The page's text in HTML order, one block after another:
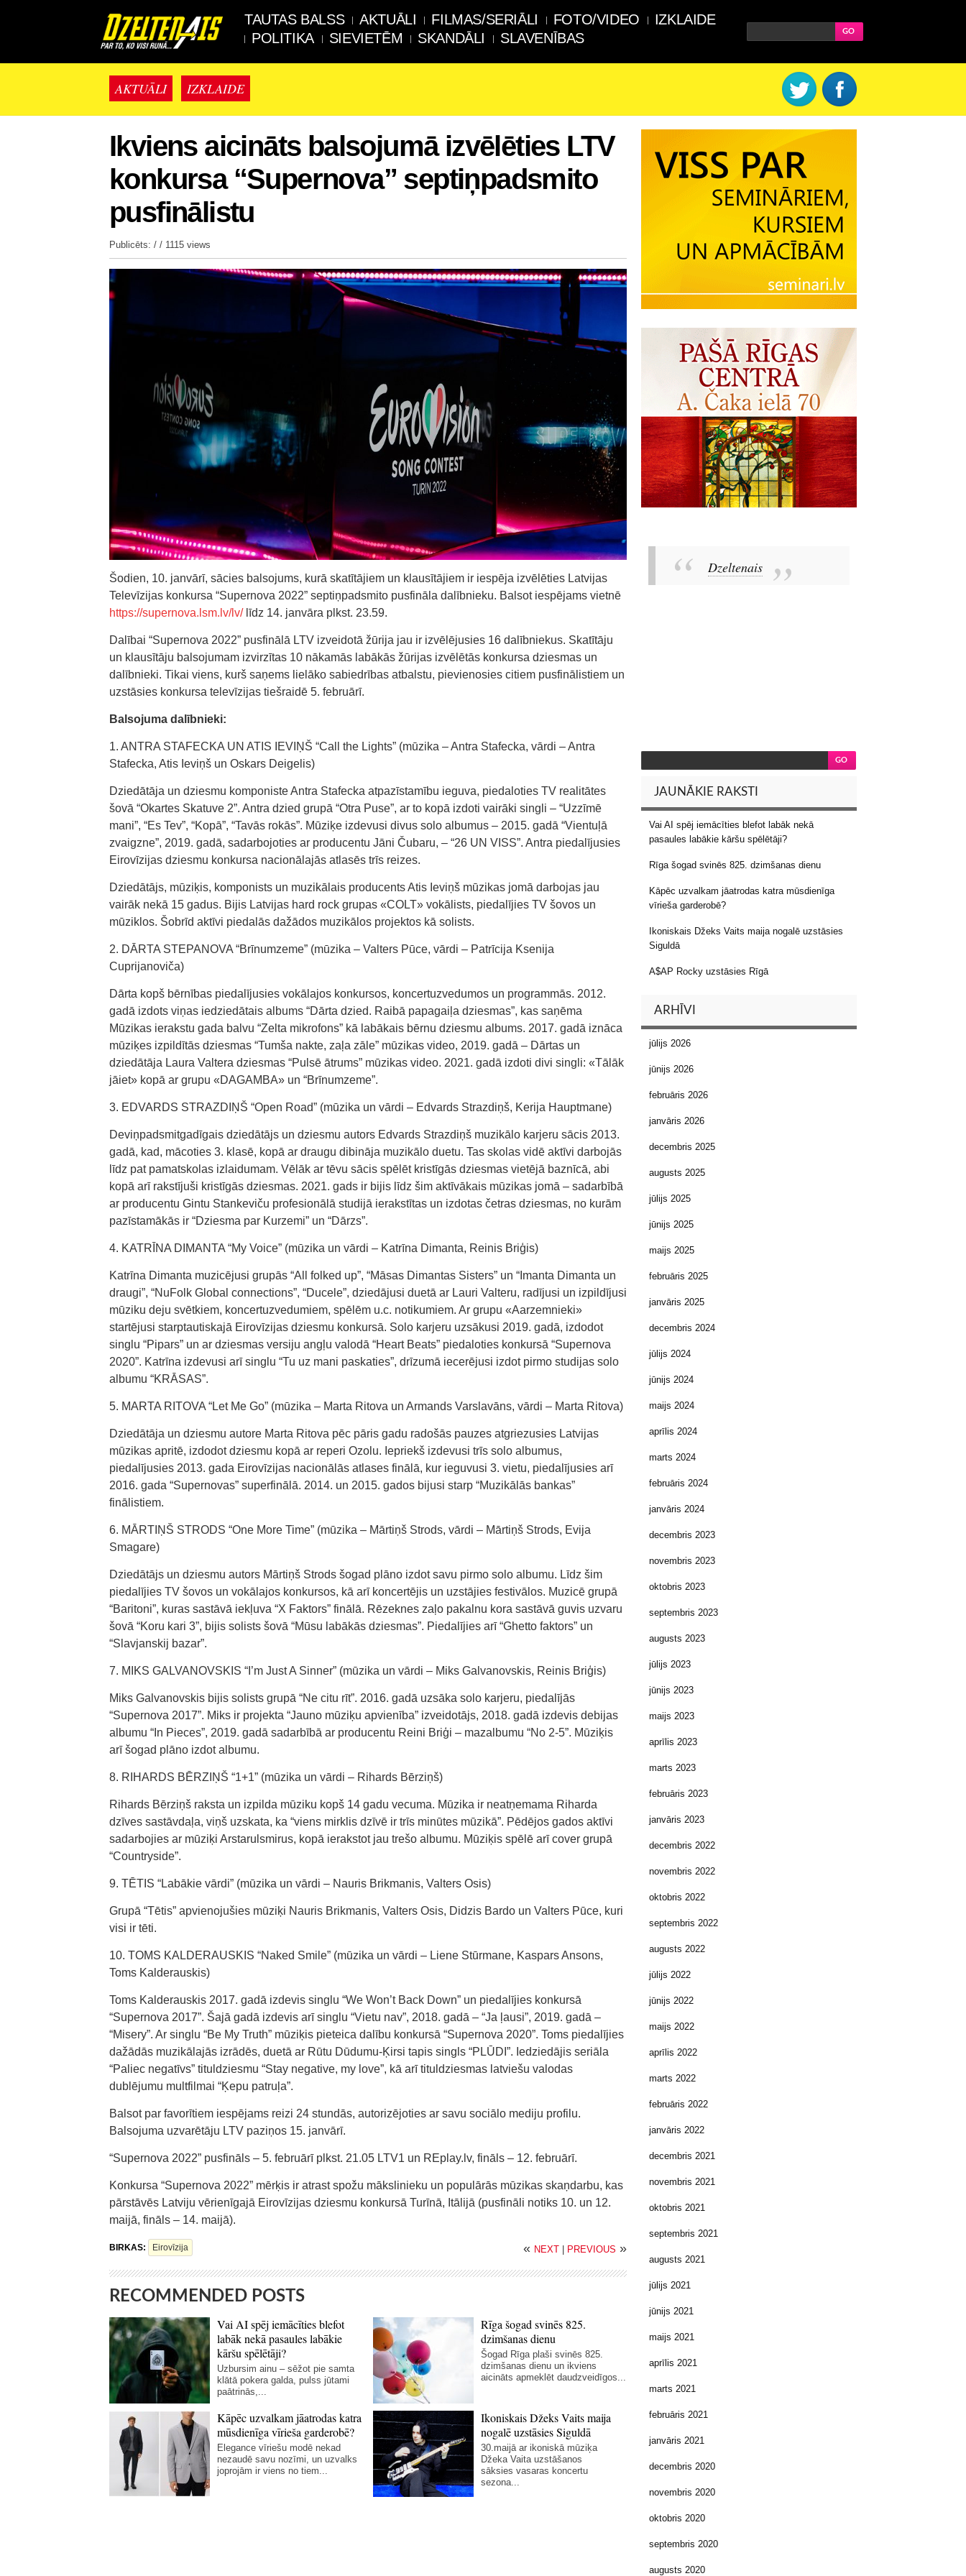
TAUTAS BALSS AKTUĀLI FILMAS/SERIĀLI FOTO/VIDEO
IZKLAIDE
POLITIKA
SIEVIETĒM SKANDĀLI SLAVENĪBAS
AKTUĀLI IZKLAIDE
Ikviens aicināts balsojumā izvēlēties LTV
konkursa “Supernova” septiņpadsmito
pusfinālistu
Publicēts: / / 1115 views
Šodien, 10. janvārī, sācies balsojums, kurā skatītājiem un klausītājiem ir iespēja izvēlēties Latvijas
Televīzijas konkursa “Supernova 2022” septiņpadsmito pusfināla dalībnieku. Balsot iespējams vietnē
https://supernova.lsm.lv/lv/līdz 14. janvāra plkst. 23.59.
Dalībai “Supernova 2022” pusfinālā LTV izveidotā žūrija jau ir izvēlējusies 16 dalībniekus. Skatītāju
un klausītāju balsojumam izvirzītas 10 nākamās labākās žūrijas izvēlētās konkursa dziesmas un
dalībnieki. Tikai viens, kurš saņems lielāko sabiedrības atbalstu, pievienosies citiem pusfinālistiem un
uzstāsies konkursa televīzijas tiešraidē 5. februārī.
Balsojuma dalībnieki:
1. ANTRA STAFECKA UN ATIS IEVIŅŠ “Call the Lights” (mūzika – Antra Stafecka, vārdi – Antra
Stafecka, Atis Ieviņš un Oskars Deigelis)
Dziedātāja un dziesmu komponiste Antra Stafecka atpazīstamību ieguva, piedaloties TV realitātes
šovā “Okartes Skatuve 2”. Antra dzied grupā “Otra Puse”, ar to kopā izdoti vairāki singli – “Uzzīmē
mani”, “Es Tev”, “Kopā”, “Tavās rokās”. Mūziķe izdevusi divus solo albumus – 2015. gadā “Vientuļā
zvaigzne”, 2019. gadā, sadarbojoties ar producentu Jāni Čubaru, – “26 UN VISS”. Antra piedalījusies
Eirovīzijas dziesmu konkursa nacionālajās atlasēs trīs reizes.
Dziedātājs, mūziķis, komponists un muzikālais producents Atis Ieviņš mūzikas jomā darbojas jau
vairāk nekā 15 gadus. Bijis Latvijas hard rock grupas «COLT» vokālists, piedalījies TV šovos un
mūziklos. Šobrīd aktīvi piedalās dažādos muzikālos projektos kā solists.
2. DĀRTA STEPANOVA “Brīnumzeme” (mūzika – Valters Pūce, vārdi – Patrīcija Ksenija
Cuprijanoviča)
Dārta kopš bērnības piedalījusies vokālajos konkursos, koncertuzvedumos un programmās. 2012.
gadā izdots viņas iedziedātais albums “Dārta dzied. Raibā papagaiļa dziesmas”, kas saņēma
Mūzikas ierakstu gada balvu “Zelta mikrofons” kā labākais bērnu dziesmu albums. 2017. gadā iznāca
mūziķes izpildītās dziesmas “Tumša nakte, zaļa zāle” mūzikas video, 2019. gadā – Dārtas un
dziedātāja Laura Valtera dziesmas “Pulsē ātrums” mūzikas video. 2021. gadā izdoti divi singli: «Tālāk
jāiet» kopā ar grupu «DAGAMBA» un “Brīnumzeme”.
3. EDVARDS STRAZDIŅŠ “Open Road” (mūzika un vārdi – Edvards Strazdiņš, Kerija Hauptmane)
Deviņpadsmitgadīgais dziedātājs un dziesmu autors Edvards Strazdiņš muzikālo karjeru sācis 2013.
gadā, kad, mācoties 3. klasē, kopā ar draugu dibināja muzikālo duetu. Tas skolas vidē aktīvi darbojās
līdz pat pamatskolas izlaidumam. Vēlāk ar tēvu sācis spēlēt kristīgās dziesmas vietējā baznīcā, abi
kopā arī rakstījuši kristīgās dziesmas. 2021. gads ir bijis līdz šim aktīvākais mūzikas jomā – sadarbībā
ar producentu Gintu Stankeviču profesionālā studijā ierakstītas un izdotas četras dziesmas, no kurām
pazīstamākās ir “Dziesma par Kurzemi” un “Dārzs”.
4. KATRĪNA DIMANTA “My Voice” (mūzika un vārdi – Katrīna Dimanta, Reinis Briģis)
Katrīna Dimanta muzicējusi grupās “All folked up”, “Māsas Dimantas Sisters” un “Imanta Dimanta un
draugi”, “NuFolk Global connections”, “Ducele”, dziedājusi duetā ar Lauri Valteru, radījusi un izpildījusi
mūziku deju svētkiem, koncertuzvedumiem, spēlēm u.c. notikumiem. Ar grupu «Aarzemnieki»
startējusi starptautiskajā Eirovīzijas dziesmu konkursā. Solo karjeru uzsākusi 2019. gadā, izdodot
singlu “Pipars” un ar dziesmas versiju angļu valodā “Heart Beats” piedaloties konkursā “Supernova
2020”. Katrīna izdevusi arī singlu “Tu uz mani paskaties”, drīzumā iecerējusi izdot pirmo studijas solo
albumu “KRĀSAS”.
5. MARTA RITOVA “Let Me Go” (mūzika – Marta Ritova un Armands Varslavāns, vārdi – Marta Ritova)
Dziedātāja un dziesmu autore Marta Ritova pēc pāris gadu radošās pauzes atgriezusies Latvijas
mūzikas apritē, izdodot dziesmu kopā ar reperi Ozolu. Iepriekš izdevusi trīs solo albumus,
piedalījusies 2013. gada Eirovīzijas nacionālās atlases finālā, kur ieguvusi 3. vietu, piedalījusies arī
2016. gada “Supernovas” superfinālā. 2014. un 2015. gados bijusi starp “Muzikālās bankas”
finālistiem.
6. MĀRTIŅŠ STRODS “One More Time” (mūzika – Mārtiņš Strods, vārdi – Mārtiņš Strods, Evija
Smagare)
Dziedātājs un dziesmu autors Mārtiņš Strods šogad plāno izdot savu pirmo solo albumu. Līdz šim
piedalījies TV šovos un vokālajos konkursos, kā arī koncertējis un uzstājies festivālos. Muzicē grupā
“Baritoni”, kuras sastāvā iekļuva “X Faktors” finālā. Rēzeknes zaļo pakalnu kora sastāvā guvis uzvaru
šovā “Koru kari 3”, bijis solists šovā “Mūsu labākās dziesmas”. Piedalījies arī “Ghetto faktors” un
“Slavjanskij bazar”.
7. MIKS GALVANOVSKIS “I’m Just A Sinner” (mūzika un vārdi – Miks Galvanovskis, Reinis Briģis)
Miks Galvanovskis bijis solists grupā “Ne citu rīt”. 2016. gadā uzsāka solo karjeru, piedalījās
“Supernova 2017”. Miks ir projekta “Jauno mūziķu apvienība” izveidotājs, 2018. gadā izdevis debijas
albumu “In Pieces”, 2019. gadā sadarbībā ar producentu Reini Briģi – mazalbumu “No 2-5”. Mūziķis
arī šogad plāno izdot albumu.
8. RIHARDS BĒRZIŅŠ “1+1” (mūzika un vārdi – Rihards Bērziņš)
Rihards Bērziņš raksta un izpilda mūziku kopš 14 gadu vecuma. Mūzika ir neatņemama Riharda
dzīves sastāvdaļa, viņš uzskata, ka “viens mirklis dzīvē ir trīs minūtes mūzikā”. Pēdējos gados aktīvi
sadarbojies ar mūziķi Arstarulsmirus, kopā ierakstot jau trešo albumu. Mūziķis spēlē arī cover grupā
“Countryside”.
9. TĒTIS “Labākie vārdi” (mūzika un vārdi – Nauris Brikmanis, Valters Osis)
Grupā “Tētis” apvienojušies mūziķi Nauris Brikmanis, Valters Osis, Didzis Bardo un Valters Pūce, kuri
visi ir tēti.
10. TOMS KALDERAUSKIS “Naked Smile” (mūzika un vārdi – Liene Stūrmane, Kaspars Ansons,
Toms Kalderauskis)
Toms Kalderauskis 2017. gadā izdevis singlu “We Won’t Back Down” un piedalījies konkursā
“Supernova 2017”. Šajā gadā izdevis arī singlu “Vietu nav”, 2018. gadā – “Ja ļausi”, 2019. gadā –
“Misery”. Ar singlu “Be My Truth” mūziķis pieteica dalību konkursā “Supernova 2020”. Toms piedalījies
dažādās muzikālajās izrādēs, duetā ar Rūtu Dūdumu-Ķirsi tapis singls “PLŪDI”. Iedziedājis seriāla
“Paliec negatīvs” tituldziesmu “Stay negative, my love”, kā arī tituldziesmas latviešu valodas
dublējumu multfilmai “Ķepu patruļa”.
Balsot par favorītiem iespējams reizi 24 stundās, autorizējoties ar savu sociālo mediju profilu.
Balsojuma uzvarētāju LTV paziņos 15. janvārī.
“Supernova 2022” pusfināls – 5. februārī plkst. 21.05 LTV1 un REplay.lv, fināls – 12. februārī.
Konkursa “Supernova 2022” mērķis ir atrast spožu mākslinieku un populārās mūzikas skaņdarbu, kas
pārstāvēs Latviju vērienīgajā Eirovīzijas dziesmu konkursā Turīnā, Itālijā (pusfināli notiks 10. un 12.
maijā, fināls – 14. maijā).
BIRKAS: Eirovīzija « NEXT PREVIOUS »
RECOMMENDED POSTS
Vai AI spēj iemācīties blefot
labāk nekā pasaules labākie
kāršu spēlētāji?
Uzbursim ainu – sēžot pie samta
klātā pokera galda, pulss jūtami
paātrinās,...
Rīga šogad svinēs 825.
dzimšanas dienu
Šogad Rīga plaši svinēs 825.
dzimšanas dienu un ikviens
aicināts apmeklēt daudzveidīgos...
Kāpēc uzvalkam jāatrodas katra
mūsdienīga vīrieša garderobē?
Elegance vīriešu modē nekad
nezaudē savu nozīmi, un uzvalks
joprojām ir viens no tiem...
Ikoniskais Džeks Vaits maija
nogalē uzstāsies Siguldā
30.maijā ar ikoniskā mūziķa
Džeka Vaita uzstāšanos
sāksies vasaras koncertu
sezona...
Dzeltenais
JAUNĀKIE RAKSTI
Vai AI spēj iemācīties blefot labāk nekā
pasaules labākie kāršu spēlētāji?
Rīga šogad svinēs 825. dzimšanas dienu
Kāpēc uzvalkam jāatrodas katra mūsdienīga
vīrieša garderobē?
Ikoniskais Džeks Vaits maija nogalē uzstāsies
Siguldā
A$AP Rocky uzstāsies Rīgā
ARHĪVI
jūlijs 2026
jūnijs 2026
februāris 2026
janvāris 2026
decembris 2025
augusts 2025
jūlijs 2025
jūnijs 2025
maijs 2025
februāris 2025
janvāris 2025
decembris 2024
jūlijs 2024
jūnijs 2024
maijs 2024
aprīlis 2024
marts 2024
februāris 2024
janvāris 2024
decembris 2023
novembris 2023
oktobris 2023
septembris 2023
augusts 2023
jūlijs 2023
jūnijs 2023
maijs 2023
aprīlis 2023
marts 2023
februāris 2023
janvāris 2023
decembris 2022
novembris 2022
oktobris 2022
septembris 2022
augusts 2022
jūlijs 2022
jūnijs 2022
maijs 2022
aprīlis 2022
marts 2022
februāris 2022
janvāris 2022
decembris 2021
novembris 2021
oktobris 2021
septembris 2021
augusts 2021
jūlijs 2021
jūnijs 2021
maijs 2021
aprīlis 2021
marts 2021
februāris 2021
janvāris 2021
decembris 2020
novembris 2020
oktobris 2020
septembris 2020
augusts 2020